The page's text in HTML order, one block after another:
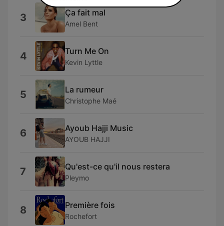
3 Ça fait mal
Amel Bent
4 Turn Me On
Kevin Lyttle
5 La rumeur
Christophe Maé
6 Ayoub Hajji Music
AYOUB HAJJI
7 Qu'est-ce qu'il nous restera
Pleymo
8 Première fois
Rochefort